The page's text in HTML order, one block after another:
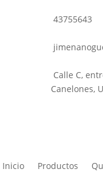
43755643
Calle C,
Canelones,
Inicio Productos